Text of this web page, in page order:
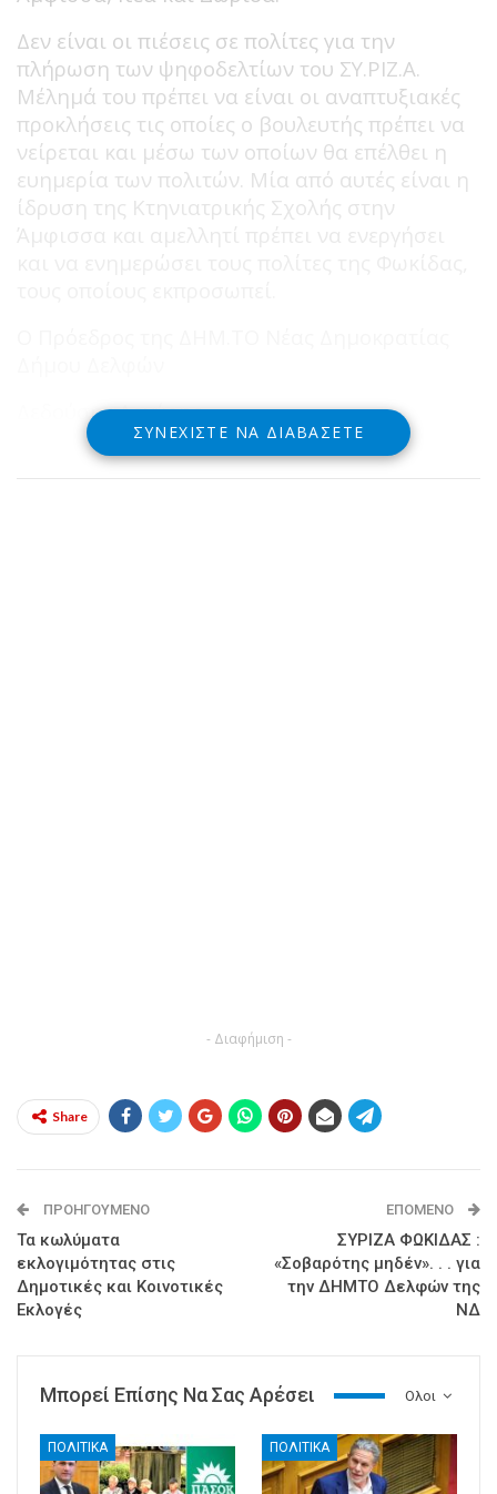
Δεν είναι οι πιέσεις σε πολίτες για την
πλήρωση των ψηφοδελτίων του ΣΥ.ΡΙΖ.Α.
Μέλημά του πρέπει να είναι οι αναπτυξιακές
προκλήσεις τις οποίες ο βουλευτής πρέπει να
νείρεται και μέσω των οποίων θα επέλθει η
ευημερία των πολιτών. Μία από αυτές είναι η
ίδρυση της Κτηνιατρικής Σχολής στην
Δεδούσης Αργύρης
ΣΥΝΕΧΊΣΤΕ ΝΑ ΔΙΑΒΆΣΕΤΕ
- Διαφήμιση -
Share
ΠΡΟΗΓΟΎΜΕΝΟ
Τα κωλύματα
εκλογιμότητας στις
Δημοτικές και Κοινοτικές
Εκλογές
ΕΠΌΜΕΝΟ
ΣΥΡΙΖΑ ΦΩΚΙΔΑΣ :
«Σοβαρότης μηδέν». . . για
την ΔΗΜΤΟ Δελφών της
ΝΔ
Ολοι
Μπορεί Επίσης Να Σας Αρέσει
ΠΟΛΙΤΙΚΑ ΠΟΛΙΤΙΚΑ